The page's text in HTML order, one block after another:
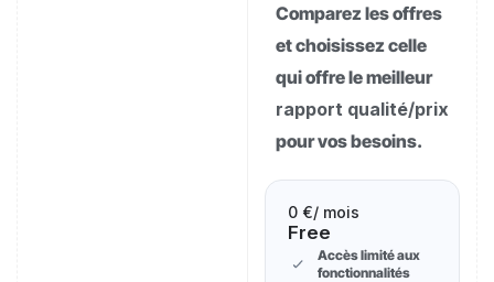
Comparez les offres
et choisissez celle
qui offre le meilleur
rapport qualité/prix
pour vos besoins.
0 €/ mois
Free
Accès limité aux
fonctionnalités